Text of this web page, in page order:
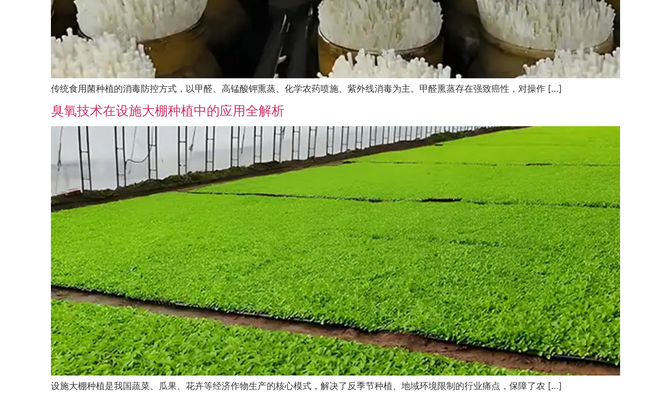
传统食用菌种植的消毒防控方式，以甲醛、高锰酸钾熏蒸、化学农药喷施、紫外线消毒为主。甲醛熏蒸存在强致癌性，对操作 […]
臭氧技术在设施大棚种植中的应用全解析
设施大棚种植是我国蔬菜、瓜果、花卉等经济作物生产的核心模式，解决了反季节种植、地域环境限制的行业痛点，保障了农 […]